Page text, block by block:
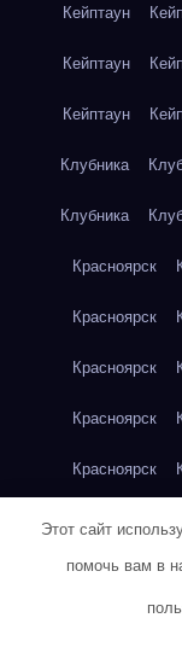
Кейптаун
Кейптаун
Кейптаун
Клубника
Клубника
Красноярск
Красноярск
Красноярск
Красноярск
Красноярск
Красноярск
Кукуруза
Этот сайт
помочь вам в